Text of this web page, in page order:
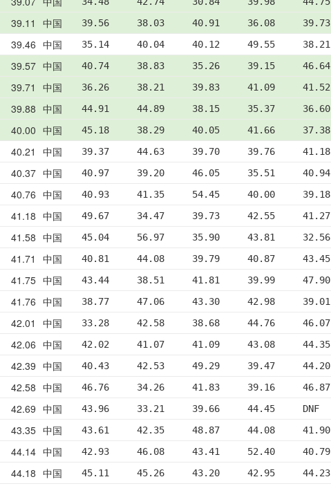
39.11 中国 39.56     38.03     40.91     36.08     39.73
39.46 中国 35.14     40.04     40.12     49.55     38.21
39.57 中国 40.74     38.83     35.26     39.15     46.64
39.71 中国 36.26     38.21     39.83     41.09     41.52
39.88 中国 44.91     44.89     38.15     35.37     36.60
40.00 中国 45.18     38.29     40.05     41.66     37.38
40.21 中国 39.37     44.63     39.70     39.76     41.18
40.37 中国 40.97     39.20     46.05     35.51     40.94
40.76 中国 40.93     41.35     54.45     40.00     39.18
41.18 中国 49.67     34.47     39.73     42.55     41.27
41.58 中国 45.04     56.97     35.90     43.81     32.56
41.71 中国 40.81     44.08     39.79     40.87     43.45
41.75 中国 43.44     38.51     41.81     39.99     47.90
41.76 中国 38.77     47.06     43.30     42.98     39.01
42.01 中国 33.28     42.58     38.68     44.76     46.07
42.06 中国 42.02     41.07     41.09     43.08     44.35
42.39 中国 40.43     42.53     49.29     39.47     44.20
42.58 中国 46.76     34.26     41.83     39.16     46.87
42.69 中国 43.96     33.21     39.66     44.45     DNF
43.35 中国 43.61     42.35     48.87     44.08     41.90
44.14 中国 42.93     46.08     43.41     52.40     40.79
44.18 中国 45.11     45.26     43.20     42.95     44.23